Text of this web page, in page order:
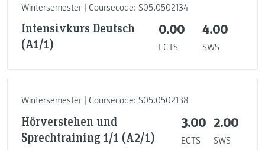
Wintersemester | Coursecode: S05.0502134
Intensivkurs Deutsch
(A1/1)
0.00
ECTS
4.00
SWS
Wintersemester | Coursecode: S05.0502138
Hörverstehen und
Sprechtraining 1/1 (A2/1)
3.00
ECTS
2.00
SWS